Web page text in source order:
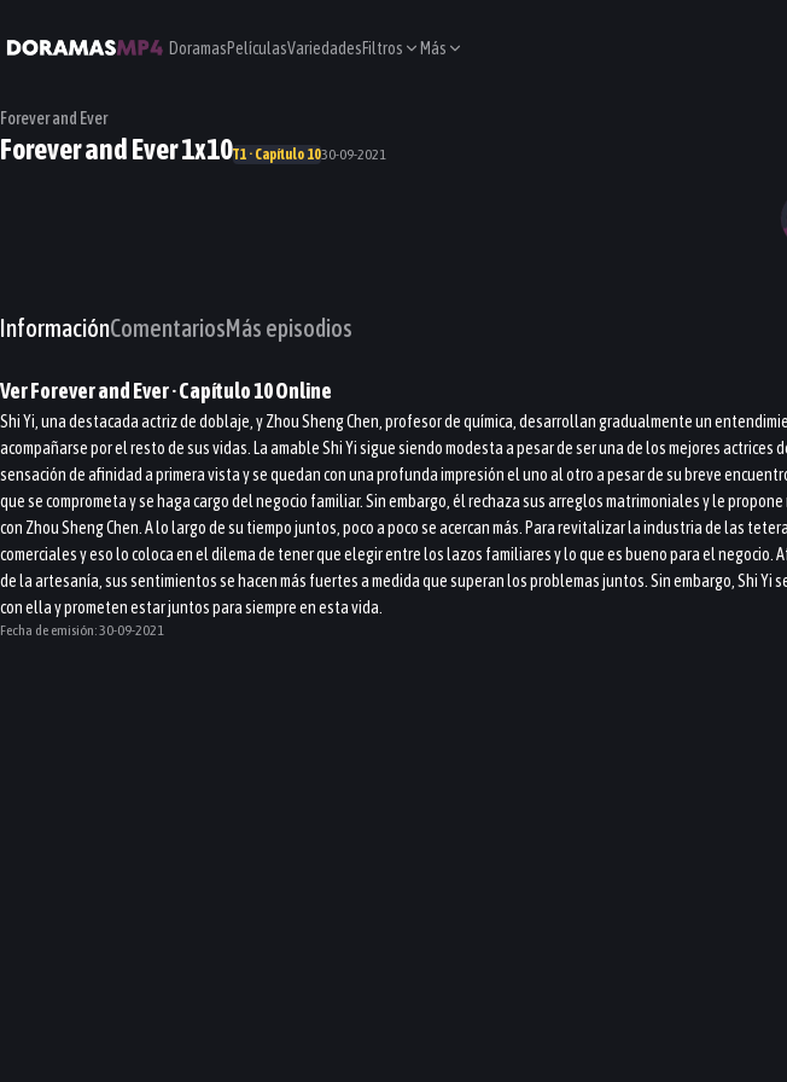
DoramasPelículasVariedadesFiltros Más
Forever and Ever
Forever and Ever 1x10T1 · Capítulo 1030-09-2021
InformaciónComentariosMás episodios
VerForever and Ever· Capítulo10Online
Shi Yi, una destacada actriz de doblaje, y Zhou Sheng Chen, profesor de química, desarrollan gradualmente un
acompañarse por el resto de sus vidas. La amable Shi Yi sigue siendo modesta a pesar de ser una de los mejores
sensación de afinidad a primera vista y se quedan con una profunda impresión el uno al otro a pesar de su breve
que se comprometa y se haga cargo del negocio familiar. Sin embargo, él rechaza sus arreglos matrimoniales y le
con Zhou Sheng Chen. A lo largo de su tiempo juntos, poco a poco se acercan más. Para revitalizar la industria de las
comerciales y eso lo coloca en el dilema de tener que elegir entre los lazos familiares y lo que es bueno para el
de la artesanía, sus sentimientos se hacen más fuertes a medida que superan los problemas juntos. Sin embargo, Shi
con ella y prometen estar juntos para siempre en esta vida.
Fecha de emisión:30-09-2021